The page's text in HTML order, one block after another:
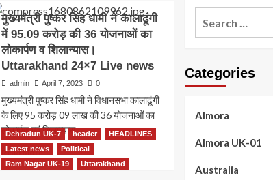
धामी
ने
हनुमान
धाम
की
पूजा,
प्रदेश
की
खुशहाली
की
कामना।
Uttarakhand
मुख्यमंत्री पुष्कर सिंह धामी ने कालाढूंगी
में 95.09 करोड़ की 36 योजनाओं का
लोकार्पण व शिलान्यास।
Uttarakhand 24×7 Live news
admin April 7, 2023 0
मुख्यमंत्री पुष्कर सिंह धामी ने विधानसभा कालाढूंगी
के लिए 95 करोड़ 09 लाख की 36 योजनाओं का
लोकार्पण एवं शिलान्यास...
Read MoreRead
more
Dehradun UK-7 header
HEADLINES
Latest news
Political
Ram Nagar UK-19
Uttarakhand
Categories
Almora
Almora UK-01
Australia